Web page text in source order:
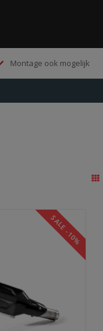
Montage ook mogelijk
SALE -10%